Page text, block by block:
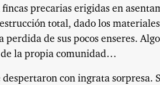
precarias erigidas en
total, dado los
de sus pocos enseres.
de la propia comunidad…
con ingrata sorpresa.